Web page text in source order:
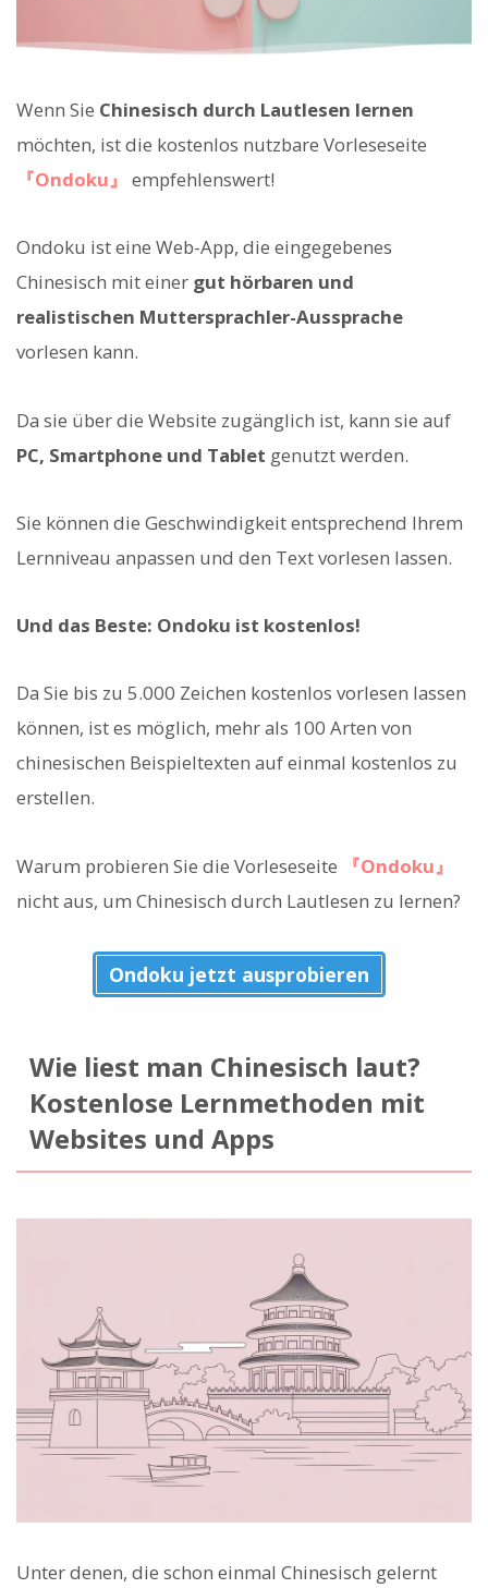
Wenn Sie Chinesisch durch Lautlesen lernen
möchten, ist die kostenlos nutzbare Vorleseseite
『Ondoku』 empfehlenswert!
Ondoku ist eine Web-App, die eingegebenes
Chinesisch mit einer gut hörbaren und
realistischen Muttersprachler-Aussprache
vorlesen kann.
Da sie über die Website zugänglich ist, kann sie auf
PC, Smartphone und Tablet genutzt werden.
Sie können die Geschwindigkeit entsprechend Ihrem
Lernniveau anpassen und den Text vorlesen lassen.
Und das Beste: Ondoku ist kostenlos!
Da Sie bis zu 5.000 Zeichen kostenlos vorlesen lassen
können, ist es möglich, mehr als 100 Arten von
chinesischen Beispieltexten auf einmal kostenlos zu
erstellen.
Warum probieren Sie die Vorleseseite
『Ondoku』
nicht aus, um Chinesisch durch Lautlesen zu lernen?
Ondoku jetzt ausprobieren
Wie liest man Chinesisch laut?
Kostenlose Lernmethoden mit
Websites und Apps
Unter denen, die schon einmal Chinesisch gelernt